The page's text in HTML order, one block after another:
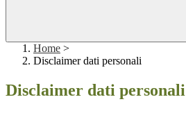
Home >
Disclaimer dati personali
Disclaimer dati personali